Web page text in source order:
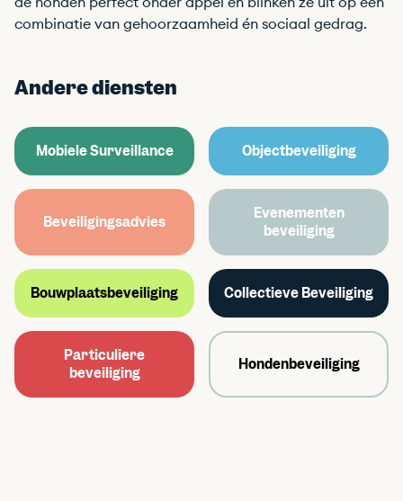
combinatie van gehoorzaamheid én sociaal gedrag.
Andere diensten
Mobiele Surveillance Objectbeveiliging
Beveiligingsadvies
Evenementen
beveiliging
Bouwplaatsbeveiliging Collectieve Beveiliging
Particuliere
beveiliging
Hondenbeveiliging